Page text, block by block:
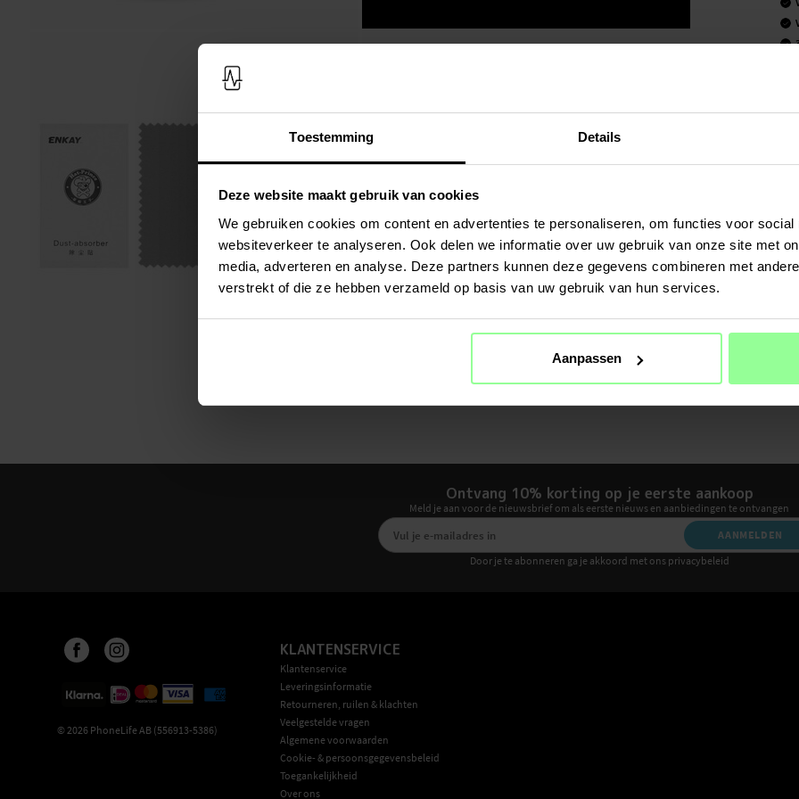
Toestemming Details
Deze website maakt gebruik van cookies
We gebruiken cookies om content en advertenties te personaliseren, om functies voor social
websiteverkeer te analyseren. Ook delen we informatie over uw gebruik van onze site met
media, adverteren en analyse. Deze partners kunnen deze gegevens combineren met
verstrekt of die ze hebben verzameld op basis van uw gebruik van hun services.
Aanpassen
Geschikt
Materiaal:
Kleur:
Ontvang 10% korting op je eerste aankoop
Meld je aan voor de nieuwsbrief om als eerste nieuws en aanbiedingen te ontvangen
AANMELDEN
Door je te abonneren ga je akkoord met ons privacybeleid
© 2026 PhoneLife AB (556913-5386)
KLANTENSERVICE
Klantenservice
Leveringsinformatie
Retourneren, ruilen & klachten
Veelgestelde vragen
Algemene voorwaarden
Cookie- & persoonsgegevensbeleid
Toegankelijkheid
Over ons